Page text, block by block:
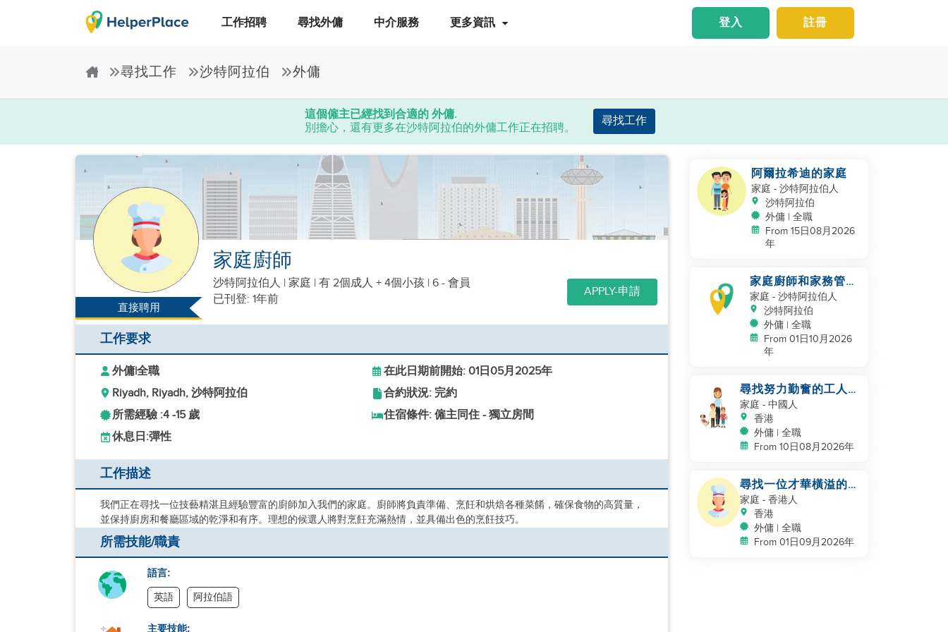
工作招聘 尋找外傭 中介服務 更多資訊 註冊
登入
尋找工作 沙特阿拉伯 外傭
這個僱主已經找到合適的 外傭.
別擔心，還有更多在沙特阿拉伯的外傭工作正在招聘。
尋找工作
直接聘用
家庭廚師
沙特阿拉伯人 | 家庭 | 有 2個成人 + 4個小孩 | 6 - 會員
已刊登: 1年前
APPLY-申請
工作要求
外傭|全職
在此日期前開始: 01日05月2025年
Riyadh, Riyadh, 沙特阿拉伯
合約狀況: 完約
所需經驗 :4 -15 歲
住宿條件: 僱主同住 - 獨立房間
休息日:彈性
工作描述
我們正在尋找一位技藝精湛且經驗豐富的廚師加入我們的家庭。廚師將負責準備、烹飪和烘焙各種菜餚，確保食物的高質量，
並保持廚房和餐廳區域的乾淨和有序。理想的候選人將對烹飪充滿熱情，並具備出色的烹飪技巧。
所需技能/職責
語言:
英語 阿拉伯語
主要技能:
阿爾拉希迪的家庭
家庭 - 沙特阿拉伯人
沙特阿拉伯
外傭 | 全職
From 15日08月2026
年
家庭廚師和家務管理
者
家庭 - 沙特阿拉伯人
沙特阿拉伯
外傭 | 全職
From 01日10月2026
年
尋找努力勤奮的工人姐
姐，陪伴我們一起生活
家庭 - 中國人
香港
外傭 | 全職
From 10日08月2026年
尋找一位才華橫溢的家
庭幫手 / 家庭廚師
家庭 - 香港人
香港
外傭 | 全職
From 01日09月2026年